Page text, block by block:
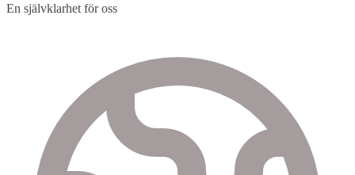
En självklarhet för oss